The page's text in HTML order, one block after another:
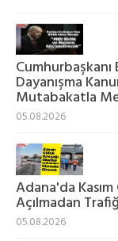
Dayanışma
Mutabakatla
05.08.2026
Adana'da
Açılmadan
05.08.2026